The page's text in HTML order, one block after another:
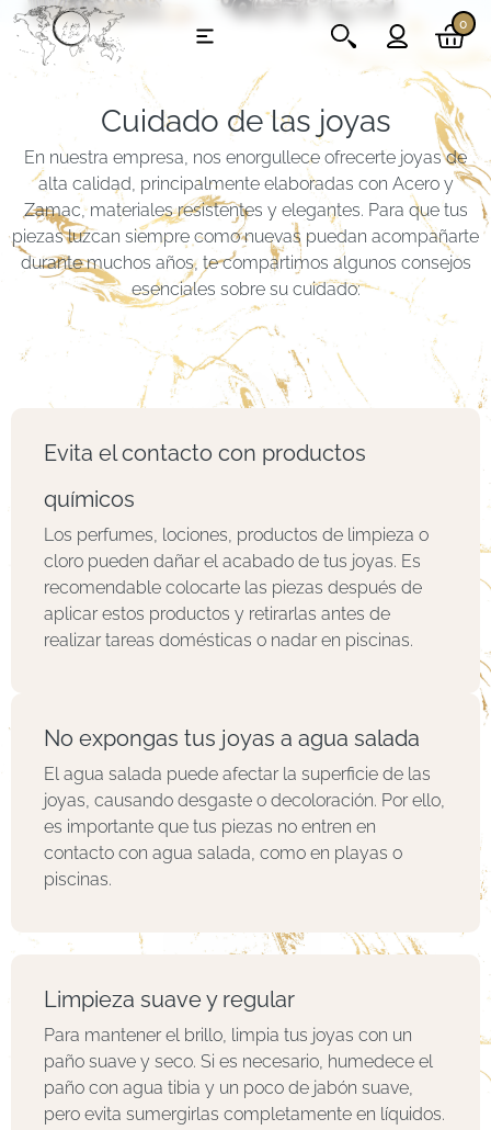
0
Cuidado de las joyas
En nuestra empresa, nos enorgullece ofrecerte joyas de
alta calidad, principalmente elaboradas con Acero y
Zamac, materiales resistentes y elegantes. Para que tus
piezas luzcan siempre como nuevas puedan acompañarte
durante muchos años, te compartimos algunos consejos
esenciales sobre su cuidado:
Evita el contacto con productos
químicos
Los perfumes, lociones, productos de limpieza o
cloro pueden dañar el acabado de tus joyas. Es
recomendable colocarte las piezas después de
aplicar estos productos y retirarlas antes de
realizar tareas domésticas o nadar en piscinas.
No expongas tus joyas a agua salada
El agua salada puede afectar la superficie de las
joyas, causando desgaste o decoloración. Por ello,
es importante que tus piezas no entren en
contacto con agua salada, como en playas o
piscinas.
Limpieza suave y regular
Para mantener el brillo, limpia tus joyas con un
paño suave y seco. Si es necesario, humedece el
paño con agua tibia y un poco de jabón suave,
pero evita sumergirlas completamente en líquidos.